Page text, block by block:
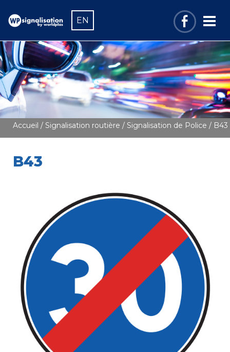
EN
Accueil / Signalisation routière / Signalisation de Police / B43
B43